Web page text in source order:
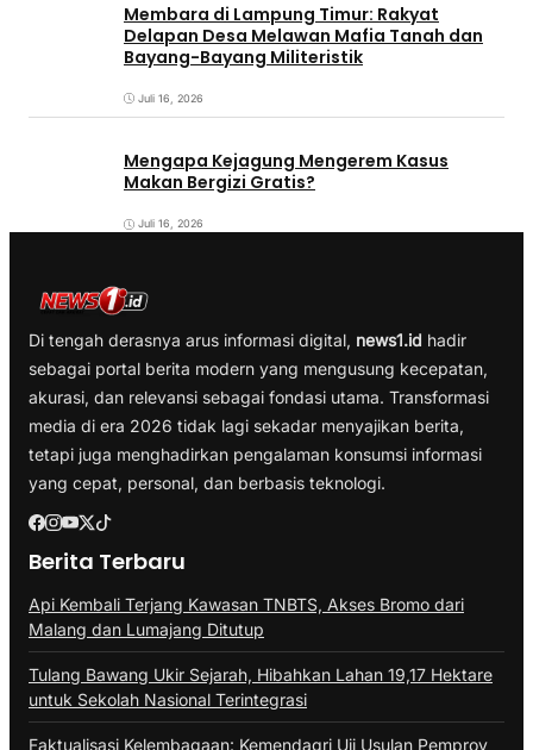
Membara di Lampung Timur: Rakyat
Delapan Desa Melawan Mafia Tanah dan
Bayang-Bayang Militeristik
Juli 16, 2026
Mengapa Kejagung Mengerem Kasus
Makan Bergizi Gratis?
Juli 16, 2026
Di tengah derasnya arus informasi digital, news1.id hadir
sebagai portal berita modern yang mengusung kecepatan,
akurasi, dan relevansi sebagai fondasi utama. Transformasi
media di era 2026 tidak lagi sekadar menyajikan berita,
tetapi juga menghadirkan pengalaman konsumsi informasi
yang cepat, personal, dan berbasis teknologi.
Berita Terbaru
Api Kembali Terjang Kawasan TNBTS, Akses Bromo dari
Malang dan Lumajang Ditutup
Tulang Bawang Ukir Sejarah, Hibahkan Lahan 19,17 Hektare
untuk Sekolah Nasional Terintegrasi
Faktualisasi Kelembagaan: Kemendagri Uji Usulan Pemprov